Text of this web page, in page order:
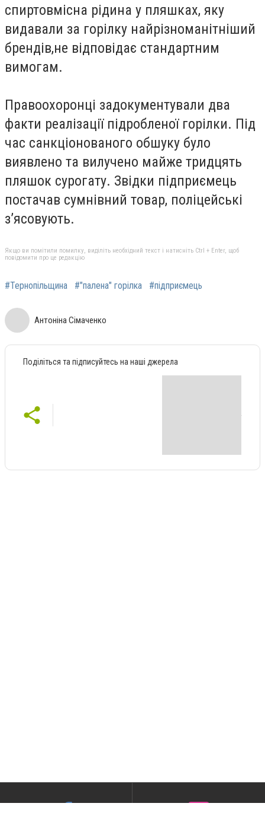
спиртовмісна рідина у пляшках, яку
видавали за горілку найрізноманітніший
брендів,не відповідає стандартним
вимогам.
Правоохоронці задокументували два
факти реалізації підробленої горілки. Під
час санкціонованого обшуку було
виявлено та вилучено майже тридцять
пляшок сурогату. Звідки підприємець
постачав сумнівний товар, поліцейські
з’ясовують.
Якщо ви помітили помилку, виділіть необхідний текст і натисніть Ctrl + Enter, щоб
повідомити про це редакцію
#Тернопільщина #"палена" горілка #підприємець
Антоніна Сімаченко
Поділіться та підписуйтесь на наші джерела